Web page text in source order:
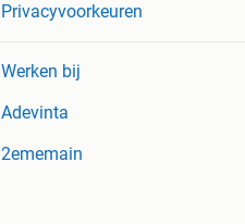
Privacyvoorkeuren
Werken bij
Adevinta
2ememain